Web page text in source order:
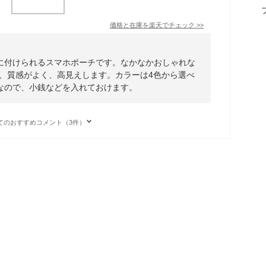
価格と在庫を楽天でチェック >>
けられるスマホポーチです。なかなかおしゃれな
質感がよく、高見えします。カラーは4色から選べ
で、小銭などを入れておけます。
のおすすめコメント（3件）